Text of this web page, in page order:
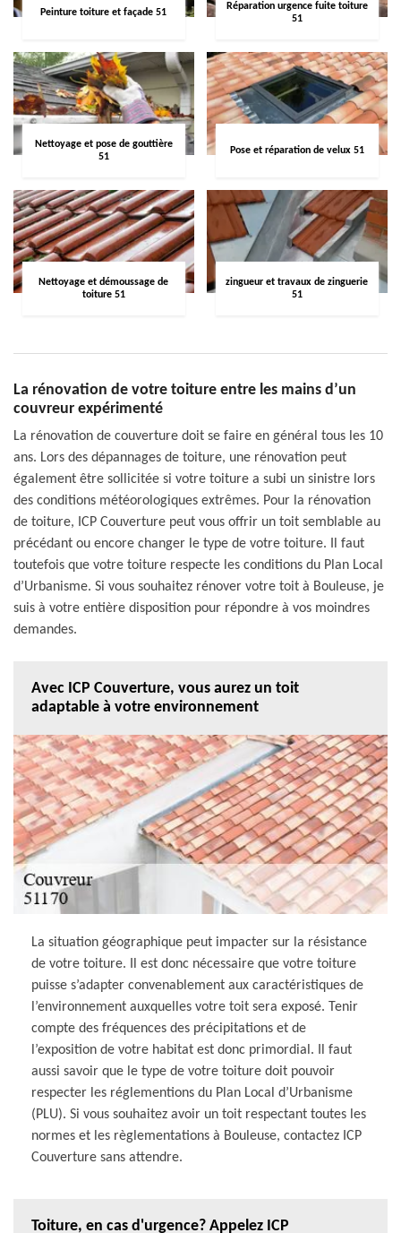
Peinture toiture et façade 51
Réparation urgence fuite toiture
51
Nettoyage et pose de gouttière
51
Pose et réparation de velux 51
Nettoyage et démoussage de
toiture 51
zingueur et travaux de zinguerie
51
La rénovation de votre toiture entre les mains d’un
couvreur expérimenté
La rénovation de couverture doit se faire en général tous les 10
ans. Lors des dépannages de toiture, une rénovation peut
également être sollicitée si votre toiture a subi un sinistre lors
des conditions météorologiques extrêmes. Pour la rénovation
de toiture, ICP Couverture peut vous offrir un toit semblable au
précédant ou encore changer le type de votre toiture. Il faut
toutefois que votre toiture respecte les conditions du Plan Local
d’Urbanisme. Si vous souhaitez rénover votre toit à Bouleuse, je
suis à votre entière disposition pour répondre à vos moindres
demandes.
Avec ICP Couverture, vous aurez un toit
adaptable à votre environnement
La situation géographique peut impacter sur la résistance
de votre toiture. Il est donc nécessaire que votre toiture
puisse s’adapter convenablement aux caractéristiques de
l’environnement auxquelles votre toit sera exposé. Tenir
compte des fréquences des précipitations et de
l’exposition de votre habitat est donc primordial. Il faut
aussi savoir que le type de votre toiture doit pouvoir
respecter les réglementions du Plan Local d’Urbanisme
(PLU). Si vous souhaitez avoir un toit respectant toutes les
normes et les règlementations à Bouleuse, contactez ICP
Couverture sans attendre.
Toiture, en cas d'urgence? Appelez ICP